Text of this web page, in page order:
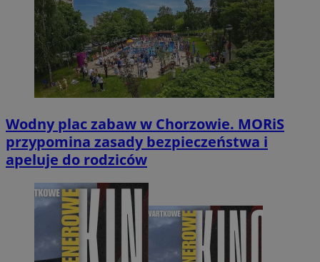
Wodny plac zabaw w Chorzowie. MORiS
przypomina zasady bezpieczeństwa i
apeluje do rodziców